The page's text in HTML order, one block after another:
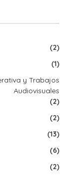
(2)
(1)
y Trabajos
Audiovisuales
(2)
(2)
(13)
(6)
(2)